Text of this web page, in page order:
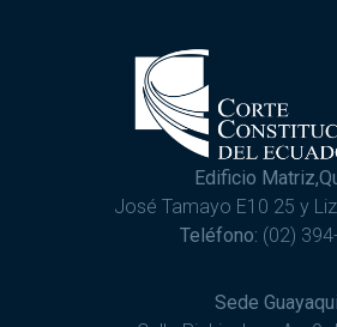
Edificio
José Tamayo E10 25 y
Teléfono: (02)
Sede